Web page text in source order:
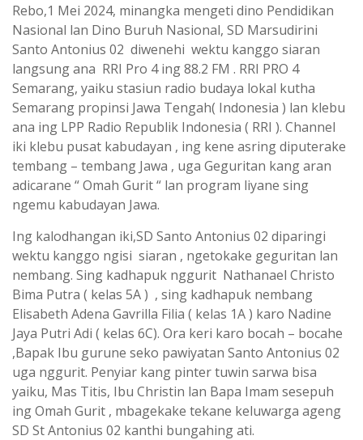
Rebo,1 Mei 2024, minangka mengeti dino Pendidikan
Nasional lan Dino Buruh Nasional, SD Marsudirini
Santo Antonius 02 diwenehi wektu kanggo siaran
langsung ana RRI Pro 4 ing 88.2 FM . RRI PRO 4
Semarang, yaiku stasiun radio budaya lokal kutha
Semarang propinsi Jawa Tengah( Indonesia ) lan klebu
ana ing LPP Radio Republik Indonesia ( RRI ). Channel
iki klebu pusat kabudayan , ing kene asring diputerake
tembang – tembang Jawa , uga Geguritan kang aran
adicarane “ Omah Gurit “ lan program liyane sing
ngemu kabudayan Jawa.
Ing kalodhangan iki,SD Santo Antonius 02 diparingi
wektu kanggo ngisi siaran , ngetokake geguritan lan
nembang. Sing kadhapuk nggurit Nathanael Christo
Bima Putra ( kelas 5A ) , sing kadhapuk nembang
Elisabeth Adena Gavrilla Filia ( kelas 1A ) karo Nadine
Jaya Putri Adi ( kelas 6C). Ora keri karo bocah – bocahe
,Bapak Ibu gurune seko pawiyatan Santo Antonius 02
uga nggurit. Penyiar kang pinter tuwin sarwa bisa
yaiku, Mas Titis, Ibu Christin lan Bapa Imam sesepuh
ing Omah Gurit , mbagekake tekane keluwarga ageng
SD St Antonius 02 kanthi bungahing ati.